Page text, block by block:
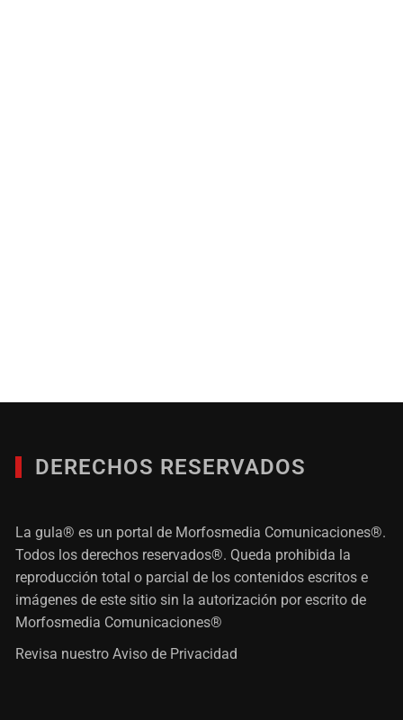
DERECHOS RESERVADOS
La gula® es un portal de Morfosmedia Comunicaciones®.
Todos los derechos reservados®. Queda prohibida la
reproducción total o parcial de los contenidos escritos e
imágenes de este sitio sin la autorización por escrito de
Morfosmedia Comunicaciones®
Revisa nuestroAviso de Privacidad